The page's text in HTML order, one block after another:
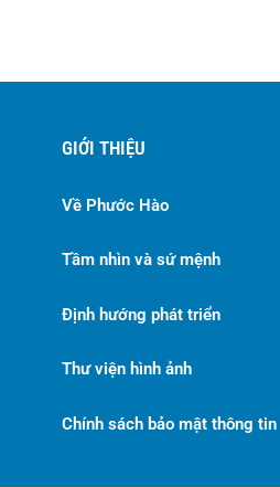
GIỚI THIỆU
Về Phước Hào
Tầm nhìn và sứ mệnh
Định hướng phát triển
Thư viện hình ảnh
Chính sách bảo mật thông tin